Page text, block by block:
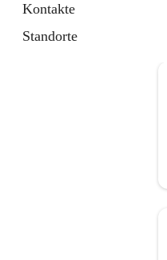
Kontakte
Standorte